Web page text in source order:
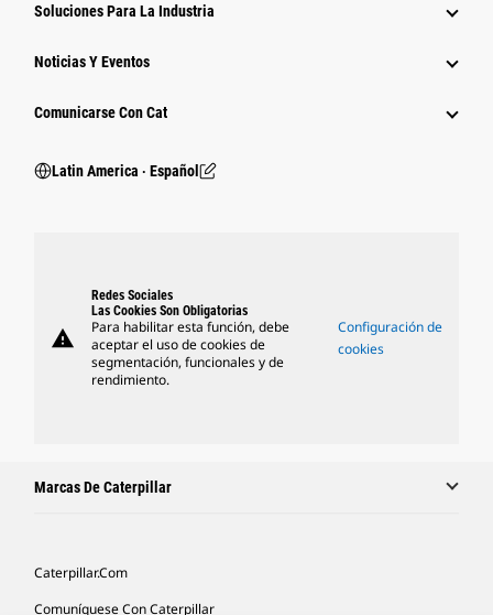
Soluciones Para La Industria
Noticias Y Eventos
Comunicarse Con Cat
Latin America ‧ Español
warning
Redes Sociales
Las Cookies Son Obligatorias
Para habilitar esta función, debe
aceptar el uso de cookies de
segmentación, funcionales y de
rendimiento.
Configuración de
cookies
Marcas De Caterpillar
Caterpillar.com
Comuníquese Con Caterpillar